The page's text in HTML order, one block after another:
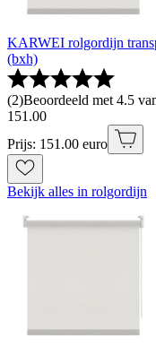
KARWEI rolgordijn
(bxh)
(2)Beoordeeld met 4.5
151.00
Prijs: 151.00 euro
Bekijk alles in rolgordijn